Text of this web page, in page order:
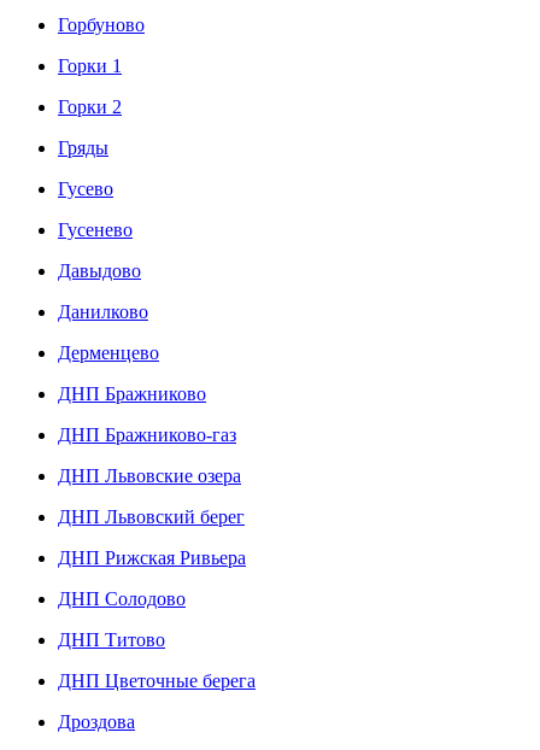
Горбуново
Горки 1
Горки 2
Гряды
Гусево
Гусенево
Давыдово
Данилково
Дерменцево
ДНП Бражниково
ДНП Бражниково-газ
ДНП Львовские озера
ДНП Львовский берег
ДНП Рижская Ривьера
ДНП Солодово
ДНП Титово
ДНП Цветочные берега
Дроздова